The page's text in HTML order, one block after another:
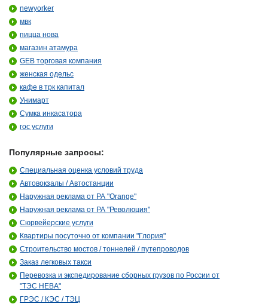
newyorker
мвк
пицца нова
магазин атамура
GEB торговая компания
женская одельс
кафе в трк капитал
Унимарт
Сумка инкасатора
гос услуги
Популярные запросы:
Специальная оценка условий труда
Автовокзалы / Автостанции
Наружная реклама от РА "Orange"
Наружная реклама от РА "Революция"
Сюрвейерские услуги
Квартиры посуточно от компании "Глория"
Строительство мостов / тоннелей / путепроводов
Заказ легковых такси
Перевозка и экспедирование сборных грузов по России от
"ТЭС НЕВА"
ГРЭС / КЭС / ТЭЦ